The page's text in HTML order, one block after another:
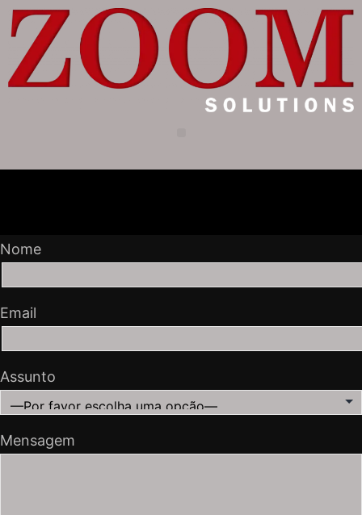
Nome
Email
Assunto
Mensagem